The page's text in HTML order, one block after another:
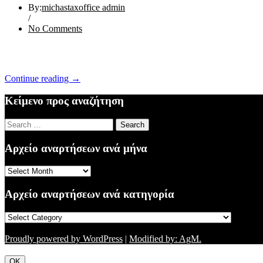
By:michastaxoffice admin
/
No Comments
Continue reading “ΕΝΗΜΕΡΩΣΗ
→
Κείμενο προς αναζήτηση
Search
for:
Αρχείο αναρτήσεων ανά μήνα
Αρχείο
ανά
μήνα
Αρχείο αναρτήσεων ανά κατηγορία
Αρχείο
ανά
Proudly powered by WordPress | Modified by: AgM.